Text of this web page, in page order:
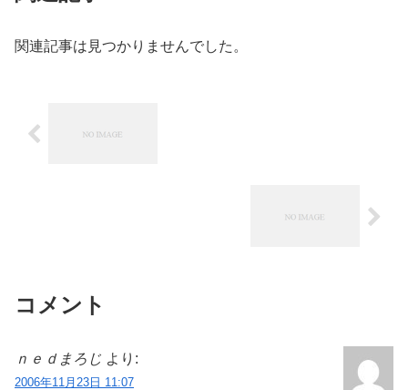
関連記事は見つかりませんでした。
コメント
ｎｅｄまろじ より:
2006年11月23日 11:07